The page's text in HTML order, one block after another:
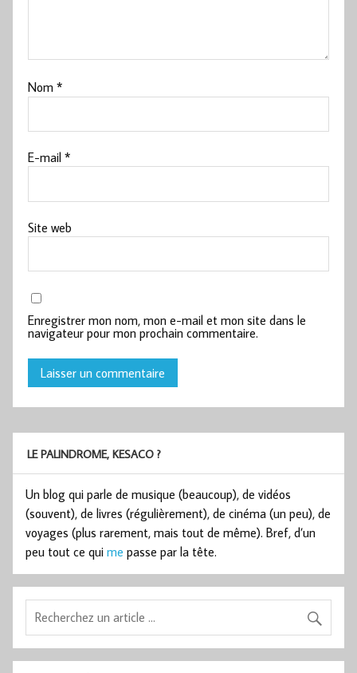
Nom*
E-mail*
Site web
Enregistrer mon nom, mon e-mail et mon site dans le
navigateur pour mon prochain commentaire.
LE PALINDROME, KESACO ?
Un blog qui parle de musique (beaucoup), de vidéos
(souvent), de livres (régulièrement), de cinéma (un peu), de
voyages (plus rarement, mais tout de même). Bref, d’un
peu tout ce qui me passe par la tête.